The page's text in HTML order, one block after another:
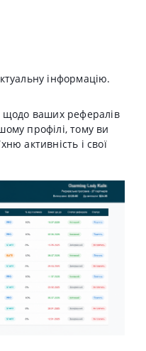
інформацію.
щодо ваших рефералів
профілі, тому ви
активність і свої